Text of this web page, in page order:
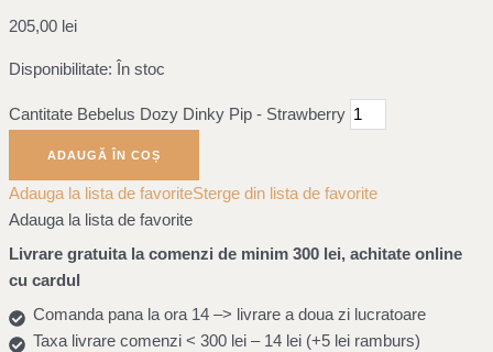
205,00 lei
Disponibilitate: În stoc
Cantitate Bebelus Dozy Dinky Pip - Strawberry
ADAUGĂ ÎN COȘ
Adauga la lista de favoriteSterge din lista de favorite
Adauga la lista de favorite
Livrare gratuita la comenzi de minim 300 lei, achitate online
cu cardul
Comanda pana la ora 14 –> livrare a doua zi lucratoare
Taxa livrare comenzi < 300 lei – 14 lei (+5 lei ramburs)